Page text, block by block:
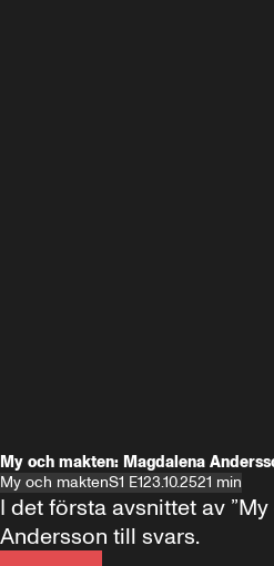
My och makten: Magdalena
My och maktenS1 E123.10.2521 min
I det första avsnittet av
Andersson till svars.